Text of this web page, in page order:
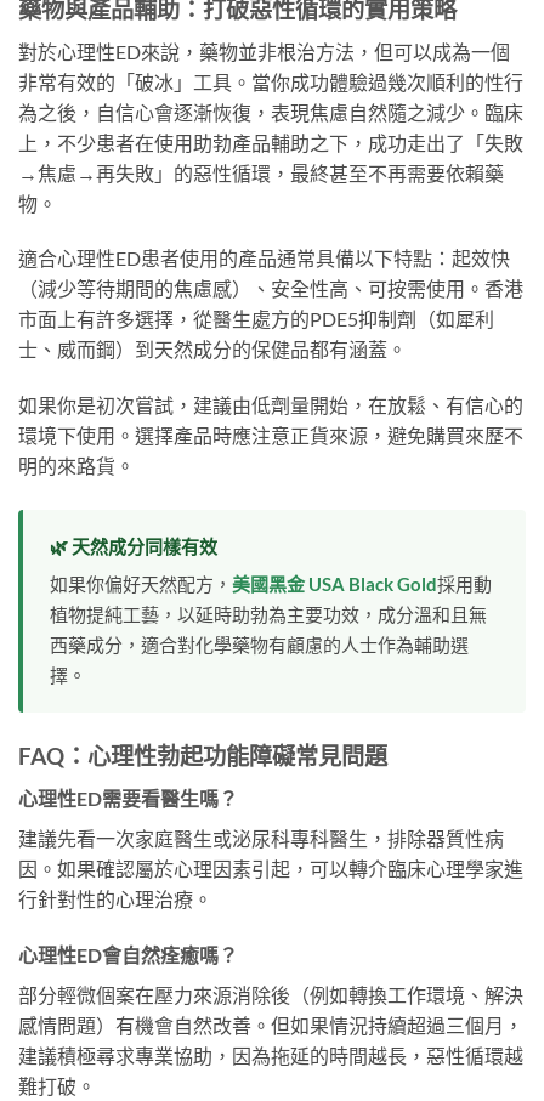
藥物與產品輔助：打破惡性循環的實用策略
對於心理性ED來說，藥物並非根治方法，但可以成為一個
非常有效的「破冰」工具。當你成功體驗過幾次順利的性行
為之後，自信心會逐漸恢復，表現焦慮自然隨之減少。臨床
上，不少患者在使用助勃產品輔助之下，成功走出了「失敗
→焦慮→再失敗」的惡性循環，最終甚至不再需要依賴藥
物。
適合心理性ED患者使用的產品通常具備以下特點：起效快
（減少等待期間的焦慮感）、安全性高、可按需使用。香港
市面上有許多選擇，從醫生處方的PDE5抑制劑（如犀利
士、威而鋼）到天然成分的保健品都有涵蓋。
如果你是初次嘗試，建議由低劑量開始，在放鬆、有信心的
環境下使用。選擇產品時應注意正貨來源，避免購買來歷不
明的來路貨。
🌿 天然成分同樣有效
如果你偏好天然配方， 美國黑金 USA Black Gold採用動
植物提純工藝，以延時助勃為主要功效，成分溫和且無
西藥成分，適合對化學藥物有顧慮的人士作為輔助選
擇。
FAQ：心理性勃起功能障礙常見問題
心理性ED需要看醫生嗎？
建議先看一次家庭醫生或泌尿科專科醫生，排除器質性病
因。如果確認屬於心理因素引起，可以轉介臨床心理學家進
行針對性的心理治療。
心理性ED會自然痊癒嗎？
部分輕微個案在壓力來源消除後（例如轉換工作環境、解決
感情問題）有機會自然改善。但如果情況持續超過三個月，
建議積極尋求專業協助，因為拖延的時間越長，惡性循環越
難打破。